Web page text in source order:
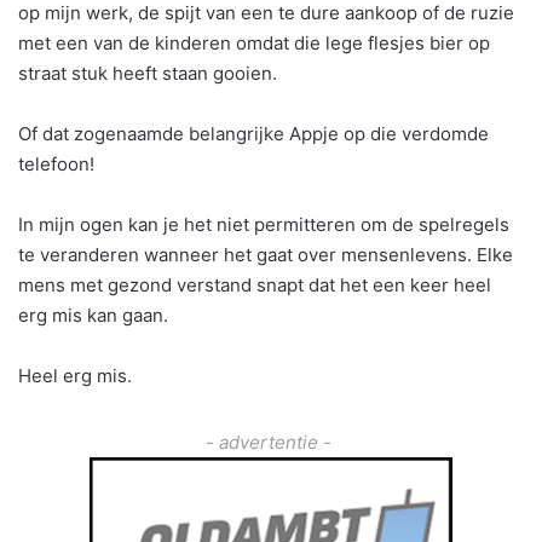
op mijn werk, de spijt van een te dure aankoop of de ruzie
met een van de kinderen omdat die lege flesjes bier op
straat stuk heeft staan gooien.
Of dat zogenaamde belangrijke Appje op die verdomde
telefoon!
In mijn ogen kan je het niet permitteren om de spelregels
te veranderen wanneer het gaat over mensenlevens. Elke
mens met gezond verstand snapt dat het een keer heel
erg mis kan gaan.
Heel erg mis.
- advertentie -